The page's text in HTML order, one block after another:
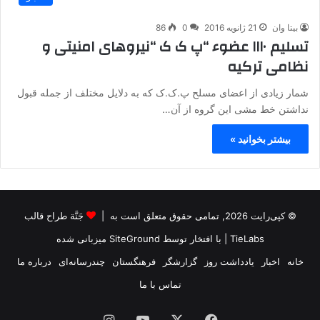
بیتا وان 21 ژانویه 2016 0
86
تسلیم ۱۱۱۰ عضوء “پ ک ک “نیروهای امنیتی و
نظامی ترکیه
شمار زیادی از اعضای مسلح پ.ک.ک که به دلایل مختلف از جمله قبول
نداشتن خط مشی این گروه از آن…
بیشتر بخوانید »
© کپی‌رایت 2026, تمامی حقوق متعلق است به |
جَنَّة طراح قالب
TieLabs | با افتخار توسط SiteGround میزبانی شده
خانه
اخبار یادداشت روز گزارشگر فرهنگستان چندرسانه‌ای
درباره ما
تماس با ما